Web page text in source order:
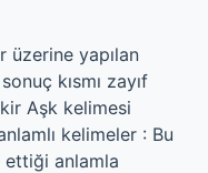
üzerine yapılan
kısmı zayıf
Aşk kelimesi
kelimeler : Bu
ettiği anlamla